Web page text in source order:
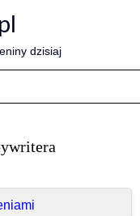
dzisiaj